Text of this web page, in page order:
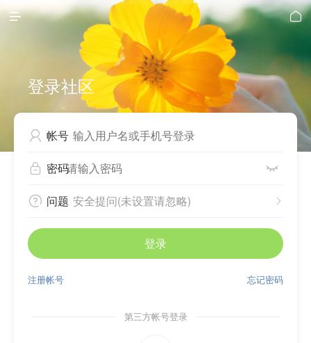
 
登录社区
 帐号
 密码 
 问题 
安全提问(未设置请忽略)
登录
忘记密码
注册帐号
第三方帐号登录